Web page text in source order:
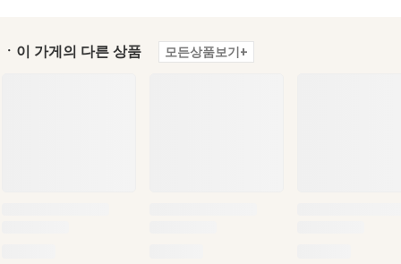
ㆍ이 가게의 다른 상품 모든상품보기+